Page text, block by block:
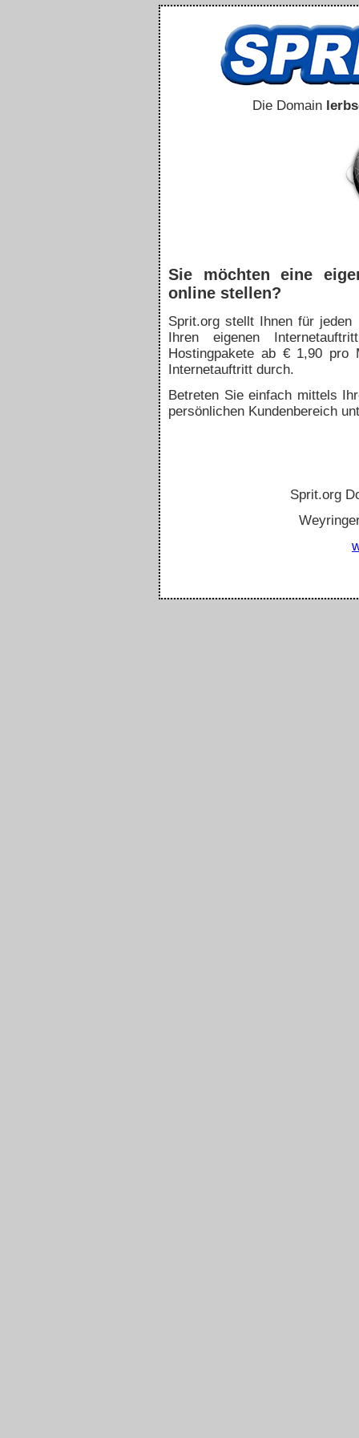
Die Domain
Sie möchten eine
online stellen?
Sprit.org stellt Ihnen für jeden
Ihren eigenen
Hostingpakete ab € 1,90 pro
Internetauftritt durch.
Betreten Sie einfach mittels
persönlichen Kundenbereich
Sprit.org